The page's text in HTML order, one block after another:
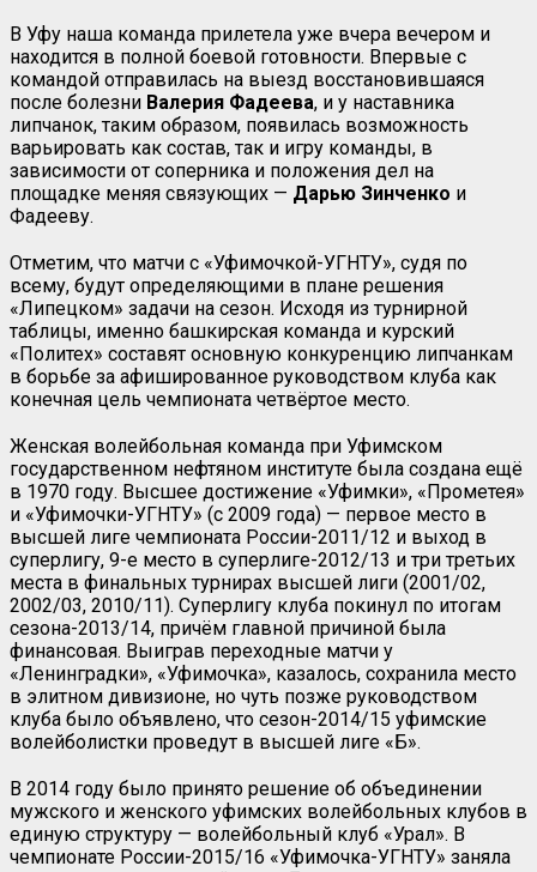
В Уфу наша команда прилетела уже вчера вечером и
находится в полной боевой готовности. Впервые с
командой отправилась на выезд восстановившаяся
после болезни Валерия Фадеева, и у наставника
липчанок, таким образом, появилась возможность
варьировать как состав, так и игру команды, в
зависимости от соперника и положения дел на
площадке меняя связующих — Дарью Зинченко и
Фадееву.
Отметим, что матчи с «Уфимочкой-УГНТУ», судя по
всему, будут определяющими в плане решения
«Липецком» задачи на сезон. Исходя из турнирной
таблицы, именно башкирская команда и курский
«Политех» составят основную конкуренцию липчанкам
в борьбе за афишированное руководством клуба как
конечная цель чемпионата четвёртое место.
Женская волейбольная команда при Уфимском
государственном нефтяном институте была создана ещё
в 1970 году. Высшее достижение «Уфимки», «Прометея»
и «Уфимочки-УГНТУ» (с 2009 года) — первое место в
высшей лиге чемпионата России-2011/12 и выход в
суперлигу, 9-е место в суперлиге-2012/13 и три третьих
места в финальных турнирах высшей лиги (2001/02,
2002/03, 2010/11). Суперлигу клуба покинул по итогам
сезона-2013/14, причём главной причиной была
финансовая. Выиграв переходные матчи у
«Ленинградки», «Уфимочка», казалось, сохранила место
в элитном дивизионе, но чуть позже руководством
клуба было объявлено, что сезон-2014/15 уфимские
волейболистки проведут в высшей лиге «Б».
В 2014 году было принято решение об объединении
мужского и женского уфимских волейбольных клубов в
единую структуру — волейбольный клуб «Урал». В
чемпионате России-2015/16 «Уфимочка-УГНТУ» заняла